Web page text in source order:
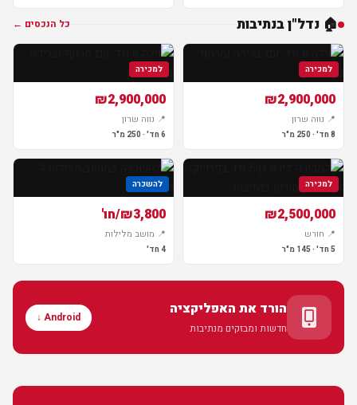
🏠 נדל"ן בנתיבות כל הנכסים ←
למכירה
₪2,900,000
📍 נווה שרון
8 חד' · 250 מ"ר
למכירה
₪2,900,000
📍 נווה שרון
6 חד' · 250 מ"ר
למכירה
₪2,500,000
📍 חורש
5 חד' · 145 מ"ר
להשכרה
₪3,800/חו'
📍 מושב מלילות
4 חד'
הורד את האפליקציה
חדשות ומבזקים מנתיבות
Android ↓